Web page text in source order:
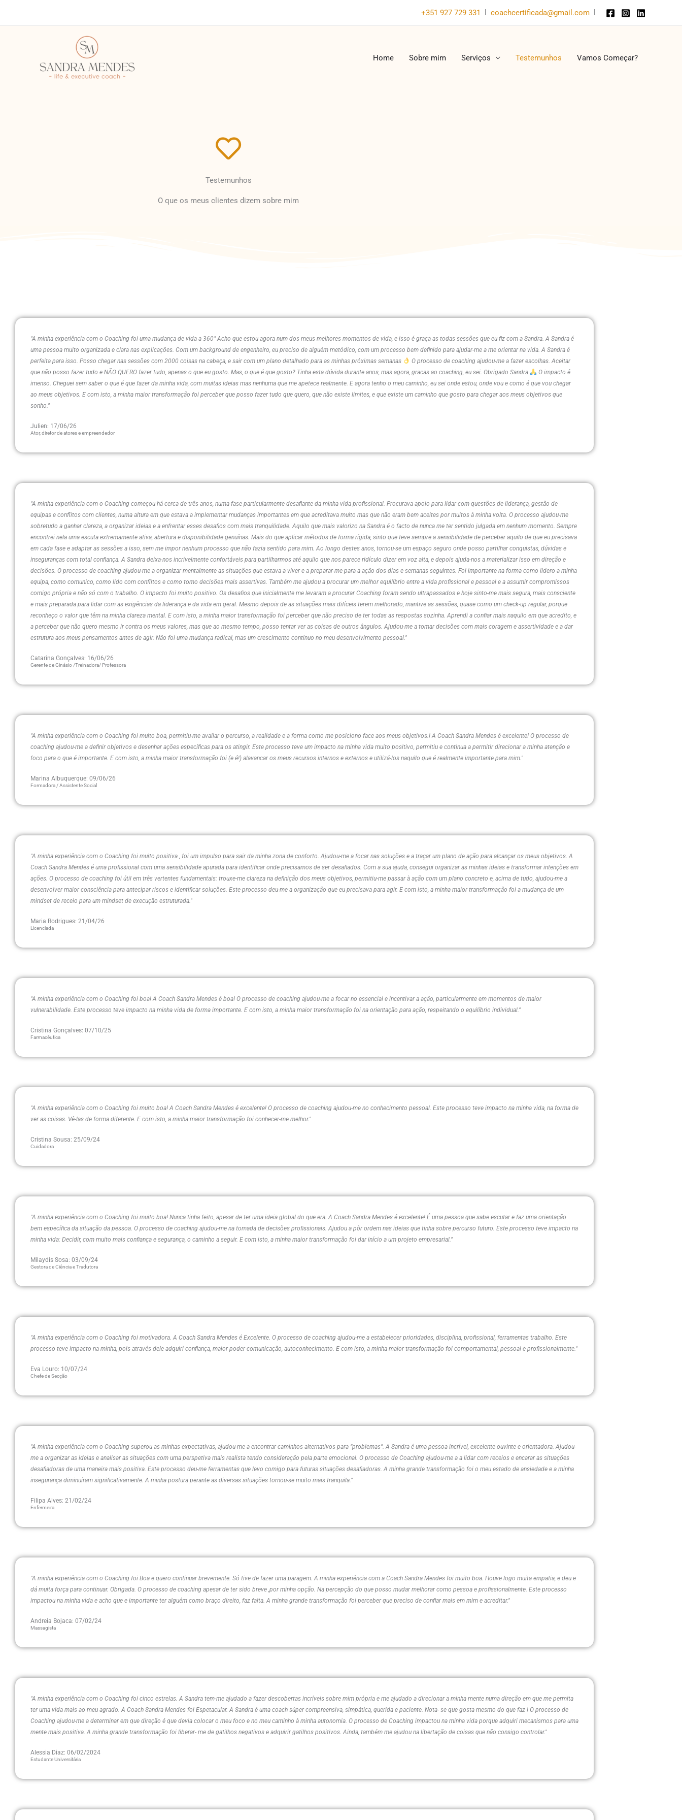
+351 927 729 331 coachcertificada@gmail.com
Home Sobre mim Serviços Testemunhos Vamos Começar?
Testemunhos
O que os meus clientes dizem sobre mim
"A minha experiência com o Coaching foi uma mudança de vida a 360° Acho que estou agora num dos meus melhores momentos de vida, e isso é graça as todas sessões que eu fiz com a Sandra. A Sandra é
uma pessoa muito organizada e clara nas explicações. Com um background de engenheiro, eu preciso de alguém metódico, com um processo bem definido para ajudar-me a me orientar na vida. A Sandra é
perfeita para isso. Posso chegar nas sessões com 2000 coisas na cabeça, e sair com um plano detalhado para as minhas próximas semanas
O processo de coaching ajudou-me a fazer escolhas. Aceitar
que não posso fazer tudo e NÃO QUERO fazer tudo, apenas o que eu gosto. Mas, o que é que gosto? Tinha esta dúvida durante anos, mas agora, gracas ao coaching, eu sei. Obrigado Sandra
O impacto é
imenso. Cheguei sem saber o que é que fazer da minha vida, com muitas ideias mas nenhuma que me apetece realmente. E agora tenho o meu caminho, eu sei onde estou, onde vou e como é que vou chegar
ao meus objetivos. E com isto, a minha maior transformação foi perceber que posso fazer tudo que quero, que não existe limites, e que existe um caminho que gosto para chegar aos meus objetivos que
sonho."
Julien: 17/06/26
Ator, diretor de atores e empreendedor
"A minha experiência com o Coaching começou há cerca de três anos, numa fase particularmente desafiante da minha vida profissional. Procurava apoio para lidar com questões de liderança, gestão de
equipas e conflitos com clientes, numa altura em que estava a implementar mudanças importantes em que acreditava muito mas que não eram bem aceites por muitos à minha volta. O processo ajudou-me
sobretudo a ganhar clareza, a organizar ideias e a enfrentar esses desafios com mais tranquilidade. Aquilo que mais valorizo na Sandra é o facto de nunca me ter sentido julgada em nenhum momento. Sempre
encontrei nela uma escuta extremamente ativa, abertura e disponibilidade genuínas. Mais do que aplicar métodos de forma rígida, sinto que teve sempre a sensibilidade de perceber aquilo de que eu precisava
em cada fase e adaptar as sessões a isso, sem me impor nenhum processo que não fazia sentido para mim. Ao longo destes anos, tornou-se um espaço seguro onde posso partilhar conquistas, dúvidas e
inseguranças com total confiança. A Sandra deixa-nos incrivelmente confortáveis para partilharmos até aquilo que nos parece ridículo dizer em voz alta, e depois ajuda-nos a materializar isso em direção e
decisões. O processo de coaching ajudou-me a organizar mentalmente as situações que estava a viver e a preparar-me para a ação dos dias e semanas seguintes. Foi importante na forma como lidero a minha
equipa, como comunico, como lido com conflitos e como tomo decisões mais assertivas. Também me ajudou a procurar um melhor equilíbrio entre a vida profissional e pessoal e a assumir compromissos
comigo própria e não só com o trabalho. O impacto foi muito positivo. Os desafios que inicialmente me levaram a procurar Coaching foram sendo ultrapassados e hoje sinto-me mais segura, mais consciente
e mais preparada para lidar com as exigências da liderança e da vida em geral. Mesmo depois de as situações mais difíceis terem melhorado, mantive as sessões, quase como um check-up regular, porque
reconheço o valor que têm na minha clareza mental. E com isto, a minha maior transformação foi perceber que não preciso de ter todas as respostas sozinha. Aprendi a confiar mais naquilo em que acredito, e
a perceber que não quero mesmo ir contra os meus valores, mas que ao mesmo tempo, posso tentar ver as coisas de outros ângulos. Ajudou-me a tomar decisões com mais coragem e assertividade e a dar
estrutura aos meus pensamentos antes de agir. Não foi uma mudança radical, mas um crescimento contínuo no meu desenvolvimento pessoal."
Catarina Gonçalves: 16/06/26
Gerente de Ginásio /Treinadora/ Professora
"A minha experiência com o Coaching foi muito boa, permitiu-me avaliar o percurso, a realidade e a forma como me posiciono face aos meus objetivos.! A Coach Sandra Mendes é excelente! O processo de
coaching ajudou-me a definir objetivos e desenhar ações específicas para os atingir. Este processo teve um impacto na minha vida muito positivo, permitiu e continua a permitir direcionar a minha atenção e
foco para o que é importante. E com isto, a minha maior transformação foi (e é!) alavancar os meus recursos internos e externos e utilizá-los naquilo que é realmente importante para mim."
Marina Albuquerque: 09/06/26
Formadora / Assistente Social
"A minha experiência com o Coaching foi muito positiva , foi um impulso para sair da minha zona de conforto. Ajudou-me a focar nas soluções e a traçar um plano de ação para alcançar os meus objetivos. A
Coach Sandra Mendes é uma profissional com uma sensibilidade apurada para identificar onde precisamos de ser desafiados. Com a sua ajuda, consegui organizar as minhas ideias e transformar intenções em
ações. O processo de coaching foi útil em três vertentes fundamentais: trouxe-me clareza na definição dos meus objetivos, permitiu-me passar à ação com um plano concreto e, acima de tudo, ajudou-me a
desenvolver maior consciência para antecipar riscos e identificar soluções. Este processo deu-me a organização que eu precisava para agir. E com isto, a minha maior transformação foi a mudança de um
mindset de receio para um mindset de execução estruturada."
Maria Rodrigues: 21/04/26
Licenciada
"A minha experiência com o Coaching foi boa! A Coach Sandra Mendes é boa! O processo de coaching ajudou-me a focar no essencial e incentivar a ação, particularmente em momentos de maior
vulnerabilidade. Este processo teve impacto na minha vida de forma importante. E com isto, a minha maior transformação foi na orientação para ação, respeitando o equilíbrio individual."
Cristina Gonçalves: 07/10/25
Farmacêutica
"A minha experiência com o Coaching foi muito boa! A Coach Sandra Mendes é excelente! O processo de coaching ajudou-me no conhecimento pessoal. Este processo teve impacto na minha vida, na forma de
ver as coisas. Vê-las de forma diferente. E com isto, a minha maior transformação foi conhecer-me melhor."
Cristina Sousa: 25/09/24
Cuidadora
"A minha experiência com o Coaching foi muito boa! Nunca tinha feito, apesar de ter uma ideia global do que era. A Coach Sandra Mendes é excelente! É uma pessoa que sabe escutar e faz uma orientação
bem específica da situação da pessoa. O processo de coaching ajudou-me na tomada de decisões profissionais. Ajudou a pôr ordem nas ideias que tinha sobre percurso futuro. Este processo teve impacto na
minha vida: Decidir, com muito mais confiança e segurança, o caminho a seguir. E com isto, a minha maior transformação foi dar início a um projeto empresarial."
Milaydis Sosa: 03/09/24
Gestora de Ciência e Tradutora
"A minha experiência com o Coaching foi motivadora. A Coach Sandra Mendes é Excelente. O processo de coaching ajudou-me a estabelecer prioridades, disciplina, profissional, ferramentas trabalho. Este
processo teve impacto na minha, pois através dele adquiri confiança, maior poder comunicação, autoconhecimento. E com isto, a minha maior transformação foi comportamental, pessoal e profissionalmente."
Eva Louro: 10/07/24
Chefe de Secção
"A minha experiência com o Coaching superou as minhas expectativas, ajudou-me a encontrar caminhos alternativos para “problemas”. A Sandra é uma pessoa incrível, excelente ouvinte e orientadora. Ajudou-
me a organizar as ideias e analisar as situações com uma perspetiva mais realista tendo consideração pela parte emocional. O processo de Coaching ajudou-me a a lidar com receios e encarar as situações
desafiadoras de uma maneira mais positiva. Este processo deu-me ferramentas que levo comigo para futuras situações desafiadoras. A minha grande transformação foi o meu estado de ansiedade e a minha
insegurança diminuíram significativamente. A minha postura perante as diversas situações tornou-se muito mais tranquila."
Filipa Alves: 21/02/24
Enfermeira
"A minha experiência com o Coaching foi Boa e quero continuar brevemente. Só tive de fazer uma paragem. A minha experiência com a Coach Sandra Mendes foi muito boa. Houve logo muita empatia, e deu e
dá muita força para continuar. Obrigada. O processo de coaching apesar de ter sido breve ,por minha opção. Na percepção do que posso mudar melhorar como pessoa e profissionalmente. Este processo
impactou na minha vida e acho que e importante ter alguém como braço direito, faz falta. A minha grande transformação foi perceber que preciso de confiar mais em mim e acreditar."
Andreia Bojaca: 07/02/24
Massagista
"A minha experiência com o Coaching foi cinco estrelas. A Sandra tem-me ajudado a fazer descobertas incríveis sobre mim própria e me ajudado a direcionar a minha mente numa direção em que me permita
ter uma vida mais ao meu agrado. A Coach Sandra Mendes foi Espetacular. A Sandra é uma coach súper compreensiva, simpática, querida e paciente. Nota- se que gosta mesmo do que faz ! O processo de
Coaching ajudou-me a determinar em que direção é que devia colocar o meu foco e no meu caminho à minha autonomia. O processo de Coaching impactou na minha vida porque adquiri mecanismos para uma
mente mais positiva. A minha grande transformação foi liberar- me de gatilhos negativos e adquirir gatilhos positivos. Ainda, também me ajudou na libertação de coisas que não consigo controlar."
Alessia Diaz: 06/02/2024
Estudante Universitária